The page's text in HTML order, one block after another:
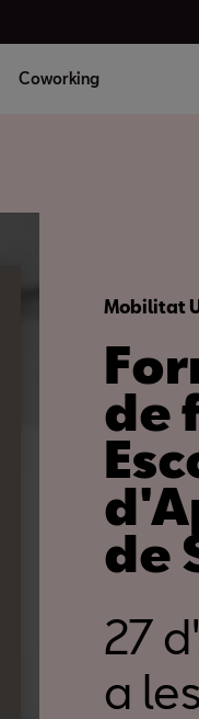
Coworking
Mobilitat
de
de
27
a